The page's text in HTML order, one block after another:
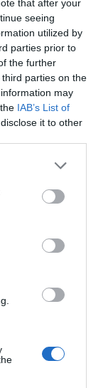
that after your
seeing
utilized by
parties prior to
the further
parties on the
may
IAB’s List of
it to other
or more Google
may click to
party tags to
in below Google
a Lelked
bejegyzés